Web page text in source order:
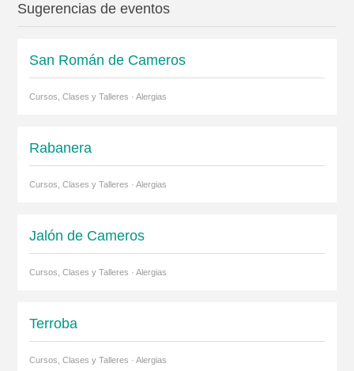
Sugerencias de eventos
San Román de Cameros
Cursos, Clases y Talleres · Alergias
Rabanera
Cursos, Clases y Talleres · Alergias
Jalón de Cameros
Cursos, Clases y Talleres · Alergias
Terroba
Cursos, Clases y Talleres · Alergias